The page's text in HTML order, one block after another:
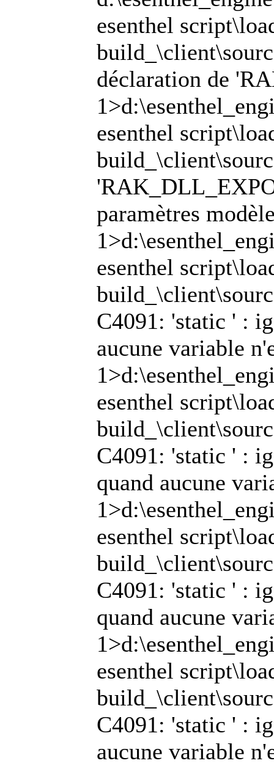
esenthel
déclaration de
esenthel
paramètres
esenthel
C4091: 'static ' :
aucune variable
esenthel
C4091: 'static ' :
quand aucune
esenthel
C4091: 'static ' :
quand aucune
esenthel
C4091: 'static ' :
aucune variable